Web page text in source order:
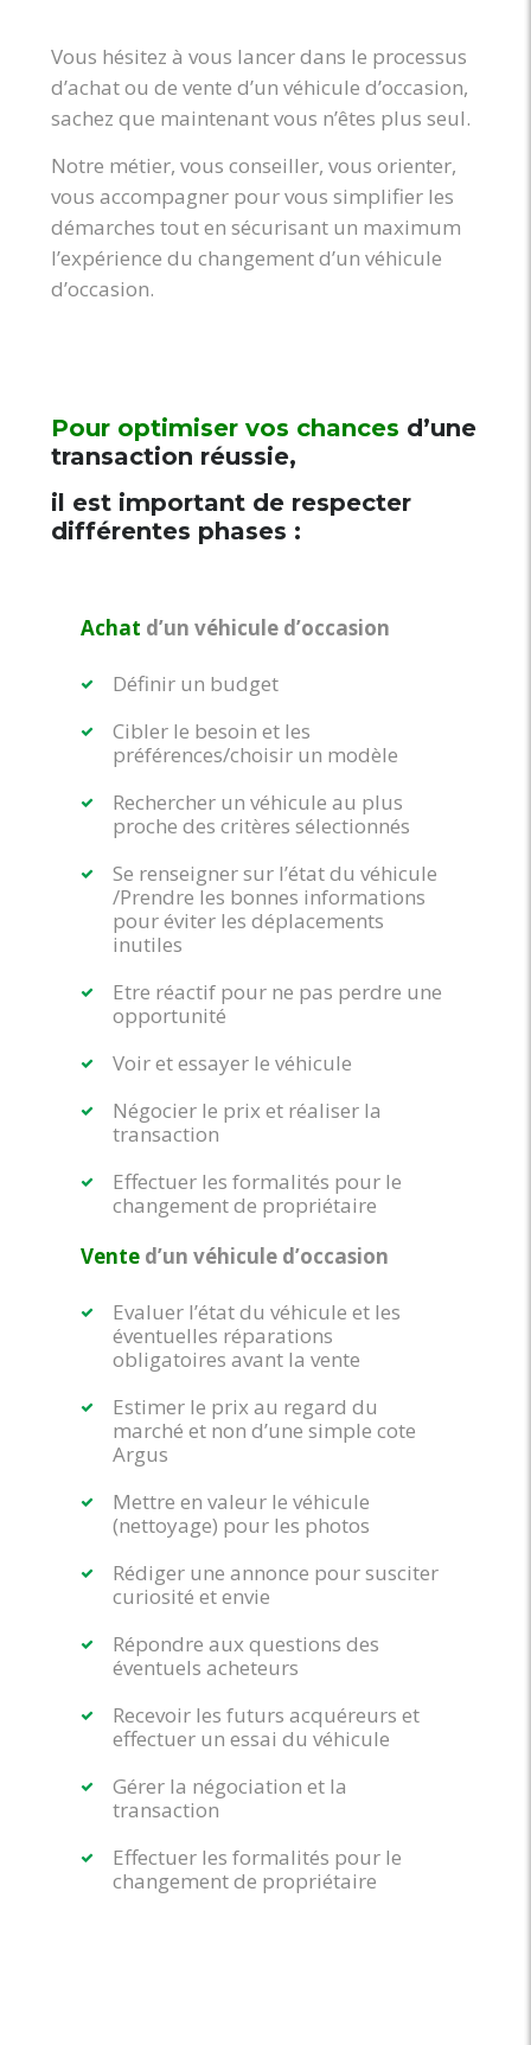
Vous hésitez à vous lancer dans le processus
d’achat ou de vente d’un véhicule d’occasion,
sachez que maintenant vous n’êtes plus seul.
Notre métier, vous conseiller, vous orienter,
vous accompagner pour vous simplifier les
démarches tout en sécurisant un maximum
l’expérience du changement d’un véhicule
d’occasion.
Pour optimiser vos chances d’une
transaction réussie,
il est important de respecter
différentes phases :
Achat d’un véhicule d’occasion
Définir un budget
Cibler le besoin et les
préférences/choisir un modèle
Rechercher un véhicule au plus
proche des critères sélectionnés
Se renseigner sur l’état du véhicule
/Prendre les bonnes informations
pour éviter les déplacements
inutiles
Etre réactif pour ne pas perdre une
opportunité
Voir et essayer le véhicule
Négocier le prix et réaliser la
transaction
Effectuer les formalités pour le
changement de propriétaire
Vente d’un véhicule d’occasion
Evaluer l’état du véhicule et les
éventuelles réparations
obligatoires avant la vente
Estimer le prix au regard du
marché et non d’une simple cote
Argus
Mettre en valeur le véhicule
(nettoyage) pour les photos
Rédiger une annonce pour susciter
curiosité et envie
Répondre aux questions des
éventuels acheteurs
Recevoir les futurs acquéreurs et
effectuer un essai du véhicule
Gérer la négociation et la
transaction
Effectuer les formalités pour le
changement de propriétaire